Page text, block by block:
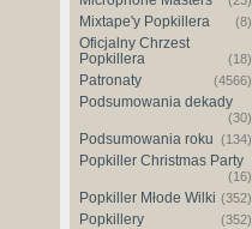
Mixtape'y Popkillera (8)
Oficjalny Chrzest
Popkillera
(18)
Patronaty (4566)
Podsumowania dekady
(30)
Podsumowania roku (134)
Popkiller Christmas Party
(16)
Popkiller Młode Wilki (352)
Popkillery (352)